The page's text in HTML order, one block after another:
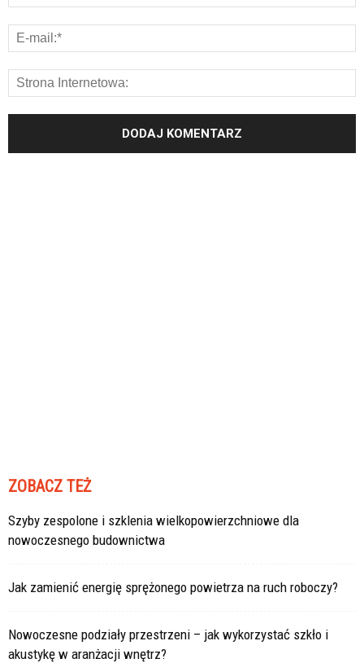
ZOBACZ TEŻ
Szyby zespolone i szklenia wielkopowierzchniowe dla
nowoczesnego budownictwa
Jak zamienić energię sprężonego powietrza na ruch roboczy?
Nowoczesne podziały przestrzeni – jak wykorzystać szkło i
akustykę w aranżacji wnętrz?